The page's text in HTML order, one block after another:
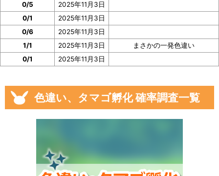
0/5
2025年11月3日
0/1
2025年11月3日
0/6
2025年11月3日
1/1
2025年11月3日
まさかの一発色違い
0/1
2025年11月3日
色違い、タマゴ孵化 確率調査一覧